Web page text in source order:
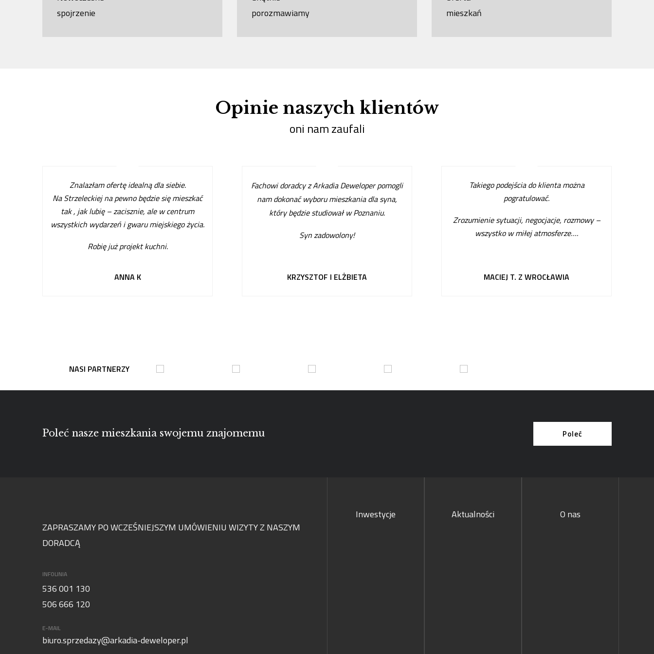
spojrzenie
porozmawiamy
mieszkań
Opinie naszych klientów
oni nam zaufali
Znalazłam ofertę idealną dla siebie.
Na Strzeleckiej na pewno będzie się mieszkać
tak , jak lubię – zacisznie, ale w centrum
wszystkich wydarzeń i gwaru miejskiego życia.
Robię już projekt kuchni.
ANNA K
Fachowi doradcy z Arkadia Deweloper pomogli
nam dokonać wyboru mieszkania dla syna,
który będzie studiował w Poznaniu.
Syn zadowolony!
KRZYSZTOF I ELŻBIETA
Takiego podejścia do klienta można
pogratulować.
Zrozumienie sytuacji, negocjacje, rozmowy –
wszystko w miłej atmosferze….
MACIEJ T. Z WROCŁAWIA
NASI PARTNERZY
Poleć nasze mieszkania swojemu znajomemu Poleć
ZAPRASZAMY PO WCZEŚNIEJSZYM UMÓWIENIU WIZYTY Z NASZYM
DORADCĄ
INFOLINIA
536 001 130
506 666 120
E-MAIL
biuro.sprzedazy@arkadia-deweloper.pl
Inwestycje Aktualności O nas